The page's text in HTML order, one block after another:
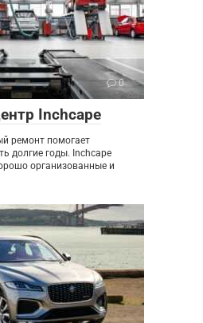
0
Inchcape
ремонт помогает
долгие годы. Inchcape
организованные и